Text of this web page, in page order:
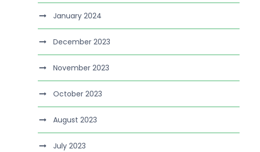
January 2024
December 2023
November 2023
October 2023
August 2023
July 2023